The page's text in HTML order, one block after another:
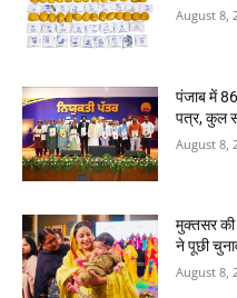
August 8,
पंजाब में
पत्र, कुल
August 8,
मुक्तसर की
ने पूछी
August 8,